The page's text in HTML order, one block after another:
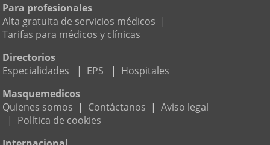
Para profesionales
Alta gratuita de servicios médicos |
Tarifas para médicos y clínicas
Directorios
Especialidades
| EPS | Hospitales
Masquemedicos
Quienes somos | Contáctanos | Aviso legal
| Política de cookies